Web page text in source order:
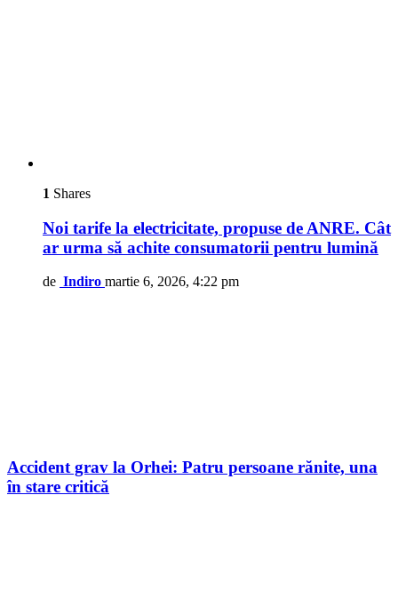
1 Shares
Noi tarife la electricitate, propuse de ANRE. Cât
ar urma să achite consumatorii pentru lumină
de Indiro martie 6, 2026, 4:22 pm
Accident grav la Orhei: Patru persoane rănite, una
în stare critică